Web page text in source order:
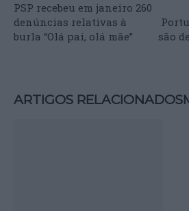
PSP recebeu em janeiro 260
denúncias relativas à
burla “Olá pai, olá mãe”
são
ARTIGOS RELACIONADOS